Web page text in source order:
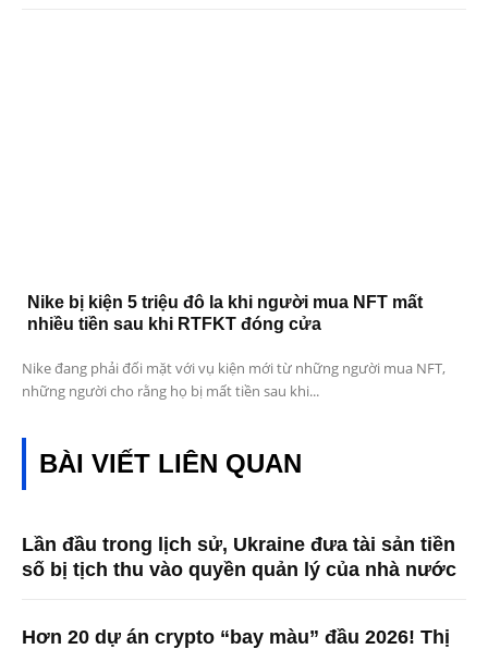
Nike bị kiện 5 triệu đô la khi người mua NFT mất
nhiều tiền sau khi RTFKT đóng cửa
Nike đang phải đối mặt với vụ kiện mới từ những người mua NFT,
những người cho rằng họ bị mất tiền sau khi...
BÀI VIẾT LIÊN QUAN
Lần đầu trong lịch sử, Ukraine đưa tài sản tiền
số bị tịch thu vào quyền quản lý của nhà nước
Hơn 20 dự án crypto “bay màu” đầu 2026! Thị